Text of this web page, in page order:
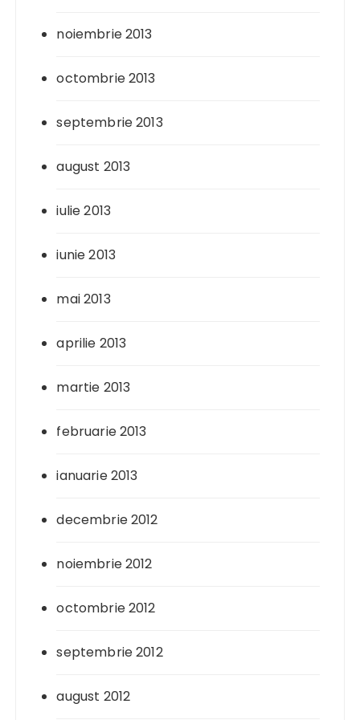
noiembrie 2013
octombrie 2013
septembrie 2013
august 2013
iulie 2013
iunie 2013
mai 2013
aprilie 2013
martie 2013
februarie 2013
ianuarie 2013
decembrie 2012
noiembrie 2012
octombrie 2012
septembrie 2012
august 2012